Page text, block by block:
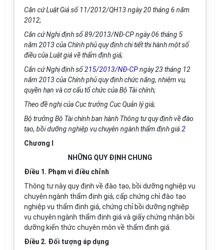
Căn cứ Luật Giá số 11/2012/QH13 ngày 20 tháng 6 năm
2012;
Căn cứ Nghị định số 89/2013/NĐ-CP ngày 06 tháng 5
năm 2013 của Chính phủ quy định chi tiết thi hành một số
điều của Luật giávề thẩm định giá;
Căn cứ Nghị định số215/2013/NĐ-CPngày 23 tháng 12
năm 2013 của Chính phủ quy định chức năng, nhiệm vụ,
quyền hạn và cơ cấu tổ chức của Bộ Tài chính;
Theo đề nghị của Cục trưởng Cục Quản lý giá;
Bộ trưởng Bộ Tài chính ban hành Thông tư quy định về đào
tạo, bồi dưỡng nghiệp vụ chuyên ngành thẩm định giá 2
Chương I
NHỮNG QUY ĐỊNH CHUNG
Điều 1. Phạm vi điều chỉnh
Thông tư này quy định về đào tạo, bồi dưỡng nghiệp vụ
chuyên ngành thẩm định giá; cấp chứng chỉ đào tạo
nghiệp vụ thẩm định giá, chứng chỉ bồi dưỡng nghiệp
vụ chuyên ngành thẩm định giá và giấy chứng nhận bồi
dưỡng kiến thức chuyên môn về thẩm định giá.
Điều 2. Đối tượng áp dụng